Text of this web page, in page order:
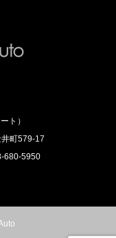
ト）
町579‐17
680-5950